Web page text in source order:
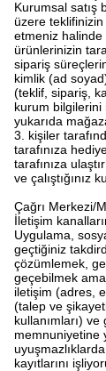
Kurumsal satış
üzere teklifinizin
etmeniz halinde
ürünlerinizin
sipariş
kimlik (ad
(teklif, sipariş,
kurum bilgilerini
yukarıda
3. kişiler
tarafınıza
tarafınıza
ve çalıştığınız
Çağrı Merkezi/
İletişim
Uygulama,
geçtiğiniz
çözümlemek,
geçebilmek
iletişim (adres,
(talep ve
kullanımları)
memnuniyetine
kayıtlarını